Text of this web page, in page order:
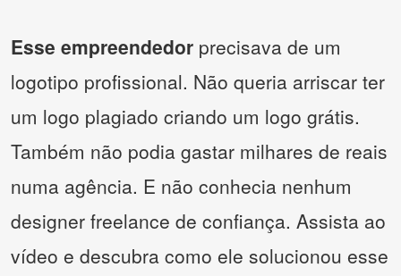
Esse empreendedor precisava de um
logotipo profissional. Não queria arriscar ter
um logo plagiado criando um logo grátis.
Também não podia gastar milhares de reais
numa agência. E não conhecia nenhum
designer freelance de confiança. Assista ao
vídeo e descubra como ele solucionou esse